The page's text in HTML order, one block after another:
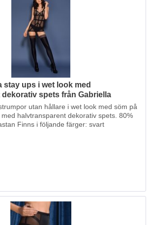
stay ups i wet look med
spets från Gabriella
utan hållare i wet look med söm på
halvtransparent dekorativ spets. 80%
Finns i följande färger: svart